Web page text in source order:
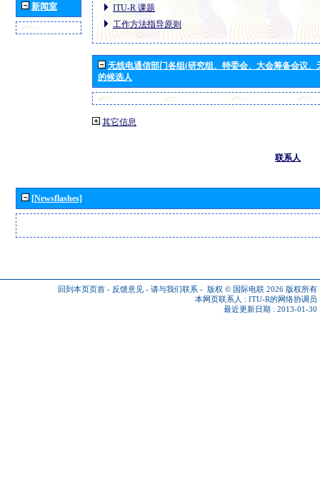
新闻室
ITU-R 课题
工作方法指导原则
无线电通信部门各组(研究组、特委会、大会筹备会议
的候选人
其它信息
联系人
[Newsflashes]
回到本页页首 - 反馈意见 - 请与我们联系 - 版权 © 国际电联 2026 版权所有
本网页联系人 : ITU-R的网络协调员
最近更新日期 : 2013-01-30